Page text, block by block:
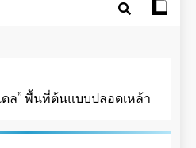
ล” พื้นที่ต้นแบบปลอดเหล้า